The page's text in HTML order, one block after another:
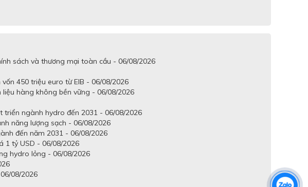
sách và thương mại toàn cầu - 06/08/2026
450 triệu euro từ EIB - 06/08/2026
hàng không bền vững - 06/08/2026
triển ngành hydro đến 2031 - 06/08/2026
năng lượng sạch - 06/08/2026
đến năm 2031 - 06/08/2026
1 tỷ USD - 06/08/2026
hydro lỏng - 06/08/2026
08/2026